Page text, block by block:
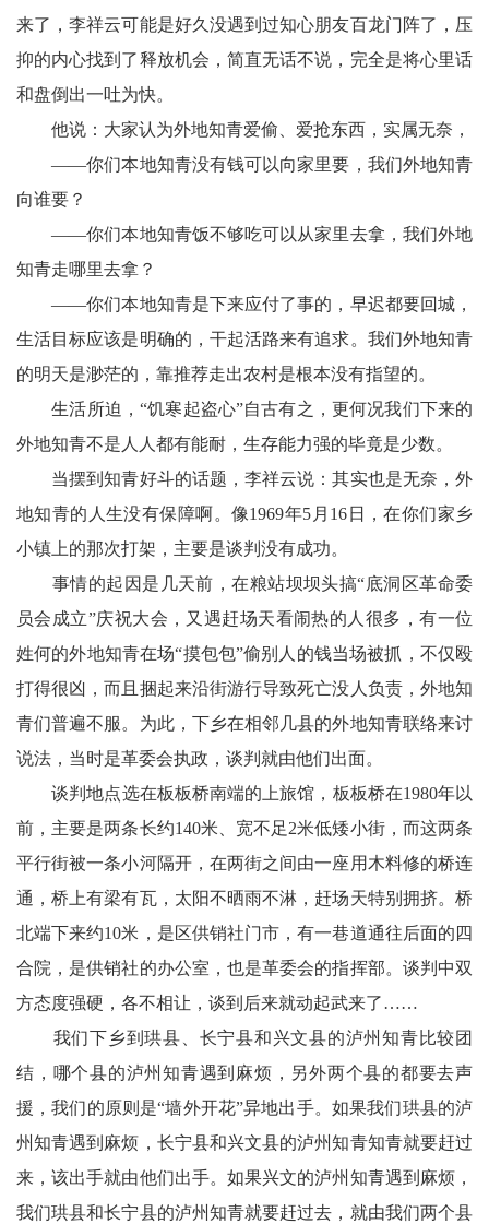
生
播
报
视
频
议
报
来了，李祥云可能是好久没遇到过知心朋友百龙门阵了，压
抑的内心找到了释放机会，简直无话不说，完全是将心里话
和盘倒出一吐为快。
他说：大家认为外地知青爱偷、爱抢东西，实属无奈，
——你们本地知青没有钱可以向家里要，我们外地知青
向谁要？
——你们本地知青饭不够吃可以从家里去拿，我们外地
知青走哪里去拿？
——你们本地知青是下来应付了事的，早迟都要回城，
生活目标应该是明确的，干起活路来有追求。我们外地知青
的明天是渺茫的，靠推荐走出农村是根本没有指望的。
生活所迫，“饥寒起盗心”自古有之，更何况我们下来的
外地知青不是人人都有能耐，生存能力强的毕竟是少数。
当摆到知青好斗的话题，李祥云说：其实也是无奈，外
地知青的人生没有保障啊。像1969年5月16日，在你们家乡
小镇上的那次打架，主要是谈判没有成功。
事情的起因是几天前，在粮站坝坝头搞“底洞区革命委
员会成立”庆祝大会，又遇赶场天看闹热的人很多，有一位
姓何的外地知青在场“摸包包”偷别人的钱当场被抓，不仅殴
打得很凶，而且捆起来沿街游行导致死亡没人负责，外地知
青们普遍不服。为此，下乡在相邻几县的外地知青联络来讨
说法，当时是革委会执政，谈判就由他们出面。
谈判地点选在板板桥南端的上旅馆，板板桥在1980年以
前，主要是两条长约140米、宽不足2米低矮小街，而这两条
平行街被一条小河隔开，在两街之间由一座用木料修的桥连
通，桥上有梁有瓦，太阳不晒雨不淋，赶场天特别拥挤。桥
北端下来约10米，是区供销社门市，有一巷道通往后面的四
合院，是供销社的办公室，也是革委会的指挥部。谈判中双
方态度强硬，各不相让，谈到后来就动起武来了……
我们下乡到珙县、长宁县和兴文县的泸州知青比较团
结，哪个县的泸州知青遇到麻烦，另外两个县的都要去声
援，我们的原则是“墙外开花”异地出手。如果我们珙县的泸
州知青遇到麻烦，长宁县和兴文县的泸州知青知青就要赶过
来，该出手就由他们出手。如果兴文的泸州知青遇到麻烦，
我们珙县和长宁县的泸州知青就要赶过去，就由我们两个县